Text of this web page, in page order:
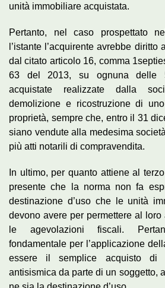
unità immobiliare acquistata.
Pertanto, nel caso prospettato
l’istante l’acquirente avrebbe
dal citato articolo 16, comma
63 del 2013, su ognuna delle
acquistate realizzate dalla
demolizione e ricostruzione di
proprietà, sempre che, entro il 31
siano vendute alla medesima
più atti notarili di compravendita.
In ultimo, per quanto attiene al
presente che la norma non fa
destinazione d’uso che le unità
devono avere per permettere al
le agevolazioni fiscali.
fondamentale per l’applicazione
essere il semplice acquisto di
antisismica da parte di un soggetto,